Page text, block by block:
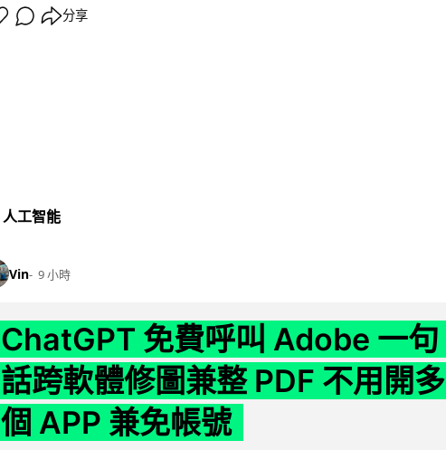
分享
人工智能
Vin 9 小時
ChatGPT 免費呼叫 Adobe 一句
話跨軟體修圖兼整 PDF 不用開多
個 APP 兼免帳號